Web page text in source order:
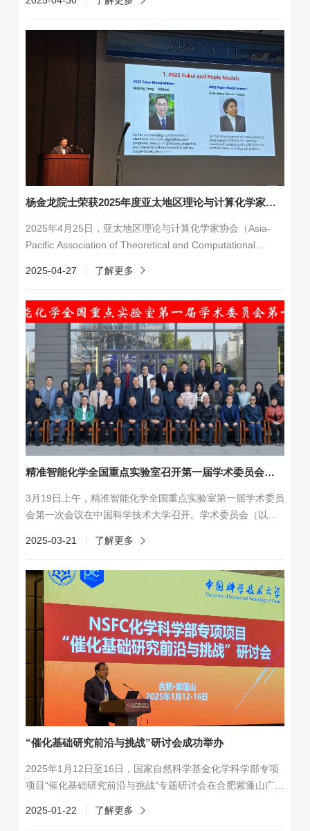
动并接受表彰，分享了自己对“科苑名匠”的理解，在科研过程
不断追求卓越。江俊，中国科学技术大学精准智能化学全国
重点实验室教授，博士生导师。他长期致力于发展融合人工
杨金龙院士荣获2025年度亚太地区理论与计算化学家协会Fukui Medal
2025年4月25日，亚太地区理论与计算化学家协会（Asia-
Pacific Association of Theoretical and Computational
Fukui Medal（福井奖章），以表彰其在电子结构算法和程
出的卓越贡献。自成立以来，亚太地区理论与计算化学家协
会每年授予两个理论与计算化学领域的奖项：Pople Medal和
Fukui Medal奖。前者以计算化学先驱Joh...
2025-04-27 了解更多
精准智能化学全国重点实验室召开第一届学术委员会第一次会议
3月19日上午，精准智能化学全国重点实验室第一届学术委员
会第一次会议在中国科学技术大学召开。学术委员会（以下
勤教授，学委会顾问委员李灿院士、田中群院士、李亚栋院
虹院士、陈学思院士、迟力峰院士、周鸣飞教授、刘世勇教
授、徐昕教授、刘志教授，中国科学院前沿科学与基础研究
局李煜辉副局长、物理与化学处姚...
2025-03-21 了解更多
“催化基础研究前沿与挑战”研讨会成功举办
2025年1月12日至16日，国家自然科学基金化学科学部专项
项目“催化基础研究前沿与挑战”专题研讨会在合肥紫蓬山广源
并致辞，项目负责人中国科学技术大学黄伟新教授和项目合
2025-01-22 了解更多